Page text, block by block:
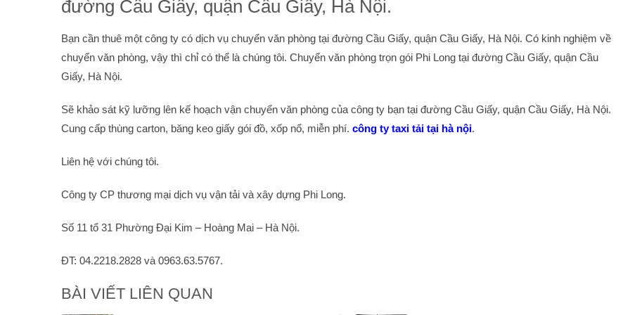
đường Cầu Giấy, quận Cầu Giấy, Hà Nội.
Bạn cần thuê một công ty có dịch vụ chuyển văn phòng tại đường Cầu Giấy, quận Cầu Giấy, Hà Nội. Có kinh nghiệm về
chuyển văn phòng, vậy thì chỉ có thể là chúng tôi. Chuyển văn phòng trọn gói Phi Long tại đường Cầu Giấy, quận Cầu
Giấy, Hà Nội.
Sẽ khảo sát kỹ lưỡng lên kế hoạch vận chuyển văn phòng của công ty bạn tại đường Cầu Giấy, quận Cầu Giấy, Hà Nội.
Cung cấp thùng carton, băng keo giấy gói đồ, xốp nổ, miễn phí. công ty taxi tải tại hà nội.
Liên hệ với chúng tôi.
Công ty CP thương mại dịch vụ vận tải và xây dựng Phi Long.
Số 11 tổ 31 Phường Đại Kim – Hoàng Mai – Hà Nội.
ĐT: 04.2218.2828 và 0963.63.5767.
BÀI VIẾT LIÊN QUAN